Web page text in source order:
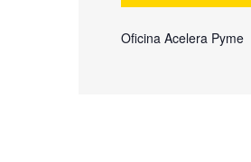
Oficina Acelera Pyme